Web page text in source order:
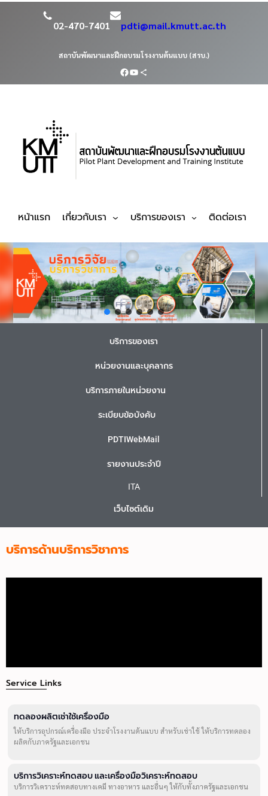
02-470-7401 pdti@mail.kmutt.ac.th
สถาบันพัฒนาและฝึกอบรมโรงงานต้นแบบ (สรบ.)
หน้าแรก เกี่ยวกับเรา บริการของเรา ติดต่อเรา
บริการของเรา
หน่วยงานและบุคลากร
บริการภายในหน่วยงาน
ระเบียบข้อบังคับ
PDTIWebMail
รายงานประจำปี
ITA
เว็บไซต์เดิม
บริการด้านบริการวิชาการ
Service Links
ทดลองผลิตเช่าใช้เครื่องมือ
ให้บริการอุปกรณ์เครื่องมือ ประจำโรงงานต้นแบบ สำหรับเช่าใช้ ให้บริการทดลอง
ผลิตกับภาครัฐและเอกชน
บริการวิเคราะห์ทดสอบ และเครื่องมือวิเคราะห์ทดสอบ
บริการวิเคราะห์ทดสอบทางเคมี ทางอาหาร และอื่นๆ ให้กับทั้งภาครัฐและเอกชน